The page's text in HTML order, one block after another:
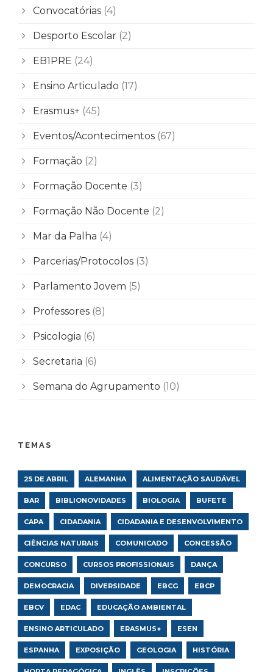
Convocatórias (4)
Desporto Escolar (2)
EB1PRE (24)
Ensino Articulado (17)
Erasmus+ (45)
Eventos/Acontecimentos (67)
Formação (2)
Formação Docente (3)
Formação Não Docente (2)
Mar da Palha (4)
Parcerias/Protocolos (3)
Parlamento Jovem (5)
Professores (8)
Psicologia (6)
Secretaria (6)
Semana do Agrupamento (10)
TEMAS
25 DE ABRIL ALEMANHA ALIMENTAÇÃO SAUDÁVEL
BAR BIBLIONOVIDADES BIOLOGIA BUFETE
CAPA CIDADANIA CIDADANIA E DESENVOLVIMENTO
CIÊNCIAS NATURAIS COMUNICADO CONCESSÃO
CONCURSO CURSOS PROFISSIONAIS DANÇA
DEMOCRACIA DIVERSIDADE EBCG EBCP
EBCV EDAC EDUCAÇÃO AMBIENTAL
ENSINO ARTICULADO ERASMUS+ ESEN
ESPANHA EXPOSIÇÃO GEOLOGIA HISTÓRIA